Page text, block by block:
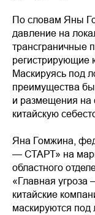
По словам Яны
давление на
трансграничные
регистрирующие
Маскируясь под
преимущества
и размещения на
китайскую
Яна Гомжина,
— СТАРТ» на
областного
«Главная угроза
китайские
маскируются под